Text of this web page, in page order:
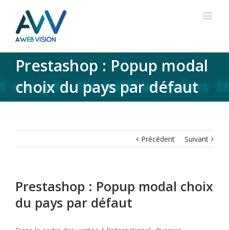
Prestashop : Popup modal
choix du pays par défaut
Précédent Suivant
Prestashop : Popup modal choix
du pays par défaut